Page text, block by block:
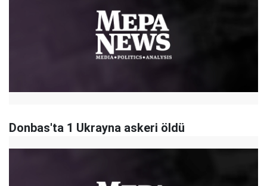
Donbas'ta 1 Ukrayna askeri öldü